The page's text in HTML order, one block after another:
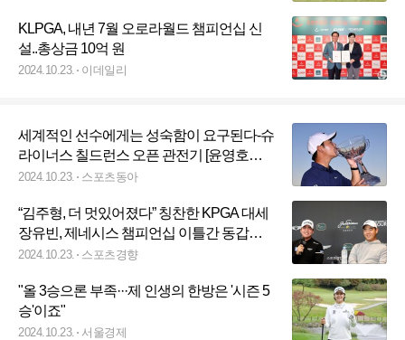
KLPGA, 내년 7월 오로라월드 챔피언십 신
설..총상금 10억 원
2024.10.23. 이데일리
세계적인 선수에게는 성숙함이 요구된다-슈
라이너스 칠드런스 오픈 관전기 [윤영호의
‘골프, 시선의 확장’ 〈14〉
2024.10.23. 스포츠동아
“김주형, 더 멋있어졌다” 칭찬한 KPGA 대세
장유빈, 제네시스 챔피언십 이틀간 동갑내
기 맞대결
2024.10.23. 스포츠경향
"올 3승으론 부족···제 인생의 한방은 '시즌 5
승'이죠"
2024.10.23. 서울경제